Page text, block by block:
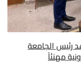
رئيس الجامعة
مهنئاً